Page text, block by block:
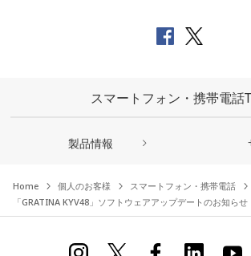
スマートフォン・携帯電話
製品情報
Home 個人のお客様 スマートフォン・携帯電話
「GRATINA KYV48」ソフトウェアアップデートのお知らせ